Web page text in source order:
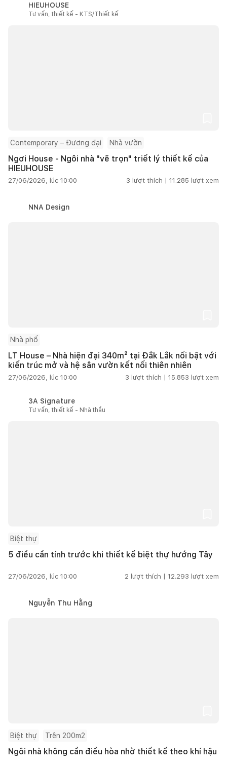
HIEUHOUSE
Tư vấn, thiết kế - KTS/Thiết kế
Contemporary – Đương đại Nhà vườn
Ngơi House - Ngôi nhà "vẽ trọn" triết lý thiết kế của
HIEUHOUSE
27/06/2026, lúc 10:00 3 lượt thích | 11.285 lượt xem
NNA Design
Nhà phố
LT House – Nhà hiện đại 340m² tại Đắk Lắk nổi bật với
kiến trúc mở và hệ sân vườn kết nối thiên nhiên
27/06/2026, lúc 10:00 3 lượt thích | 15.853 lượt xem
3A Signature
Tư vấn, thiết kế - Nhà thầu
Biệt thự
5 điều cần tính trước khi thiết kế biệt thự hướng Tây
27/06/2026, lúc 10:00 2 lượt thích | 12.293 lượt xem
Nguyễn Thu Hằng
Biệt thự Trên 200m2
Ngôi nhà không cần điều hòa nhờ thiết kế theo khí hậu